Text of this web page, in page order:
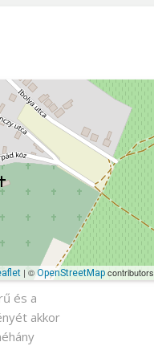
| © OpenStreetMapcontributors
és a
akkor